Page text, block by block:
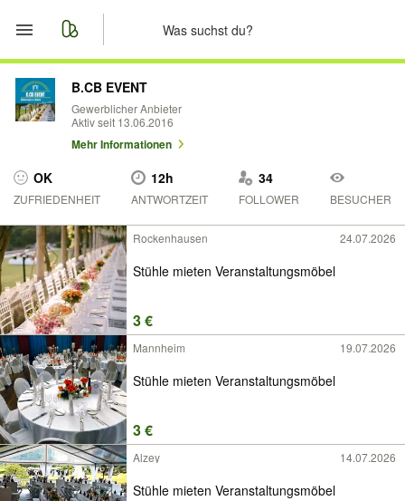
Start
Merkliste
Nachrichten
B.CB EVENT
Gewerblicher Anbieter
Aktiv seit 13.06.2016
Mehr Informationen
OK
ZUFRIEDENHEIT
12h
ANTWORTZEIT
34
FOLLOWER BESUCHER
Rockenhausen 24.07.2026
Stühle mieten Veranstaltungsmöbel
3 €
Mannheim 19.07.2026
Stühle mieten Veranstaltungsmöbel
3 €
Alzey 14.07.2026
Stühle mieten Veranstaltungsmöbel